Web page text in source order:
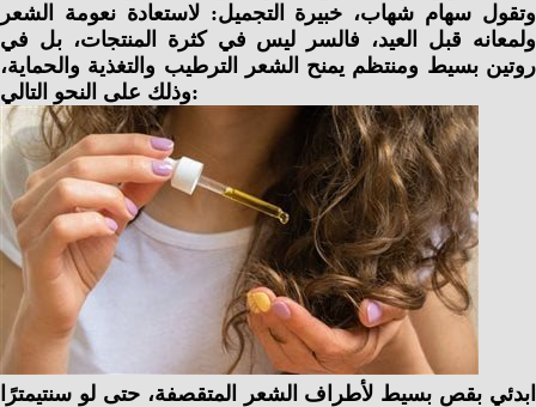
وتقول سهام شهاب، خبيرة التجميل: لاستعادة نعومة الشعر
ولمعانه قبل العيد، فالسر ليس في كثرة المنتجات، بل في
روتين بسيط ومنتظم يمنح الشعر الترطيب والتغذية والحماية،
وذلك على النحو التالي:
ابدئي بقص بسيط لأطراف الشعر المتقصفة، حتى لو سنتيمترًا